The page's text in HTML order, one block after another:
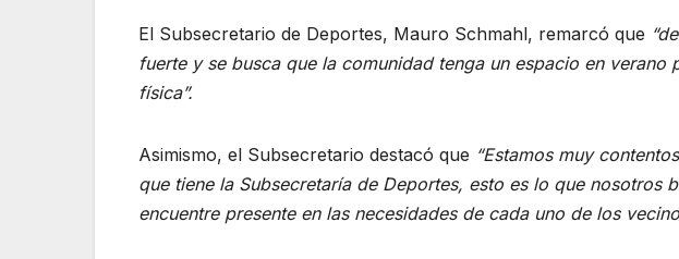
El Subsecretario de Deportes, Mauro Schmahl, remarcó que
fuerte y se busca que la comunidad tenga un espacio en
física”.
Asimismo, el Subsecretario destacó que “Estamos muy
que tiene la Subsecretaría de Deportes, esto es lo que nosotros
encuentre presente en las necesidades de cada uno de los